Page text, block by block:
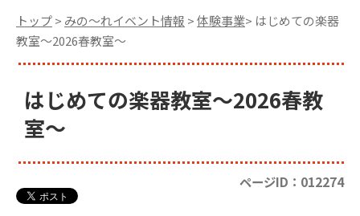
トップ> みの〜れイベント情報 >体験事業> はじめての楽器
教室～2026春教室～
はじめての楽器教室～2026春教
室～
ページID：012274